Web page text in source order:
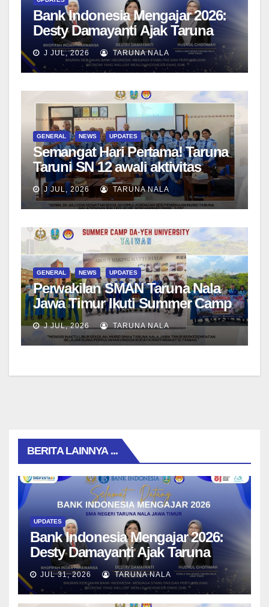
Bank Indonesia Mengajar 2026:
Desty Damayanti Ajak Taruna
SMAN Taruna Nala Jawa Timur
Menjadi Generasi Pemimpin
Berwawasan Global
J JUL, 2026 TARUNA NALA
GENERAL NEWS UPDATES
Semangat Hari Pertama! Taruna
Taruni SN 12 awali aktivitas
bersama Wali Kelas dan Tes
Asesmen Diagnostik
J JUL, 2026 TARUNA NALA
GENERAL NEWS UPDATES
Perwakilan SMAN Taruna Nala
Jawa Timur Ikuti Summer Camp
di Da-Yeh University, Taiwan
J JUL, 2026 TARUNA NALA
BERITA LAINNYA ...
UPDATES
Bank Indonesia Mengajar 2026:
Desty Damayanti Ajak Taruna
SMAN Taruna Nala Jawa Timur
Menjadi Generasi Pemimpin
Berwawasan Global
JUL 31, 2026 TARUNA NALA